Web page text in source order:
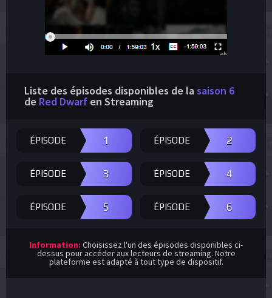
ads
Liste des épisodes disponibles de lasaison 6
de Red Dwarf en Streaming
ÉPISODE 1 ÉPISODE 2
ÉPISODE 3 ÉPISODE 4
ÉPISODE 5 ÉPISODE 6
Information: Choisissez l'un des épisodes disponibles ci-
dessus pour accéder aux lecteurs de streaming. Notre
plateforme est adapté à tout type de dispositif.